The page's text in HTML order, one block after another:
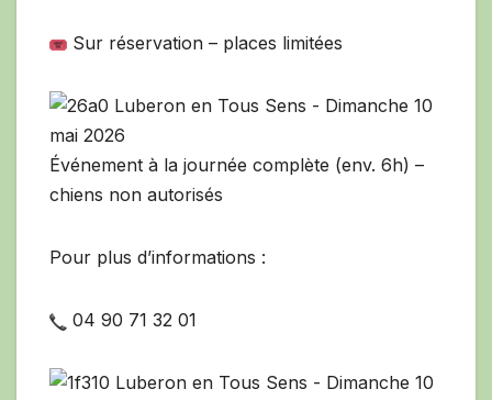
Sur réservation – places limitées
Événement à la journée complète (env. 6h) –
chiens non autorisés
Pour plus d’informations :
04 90 71 32 01